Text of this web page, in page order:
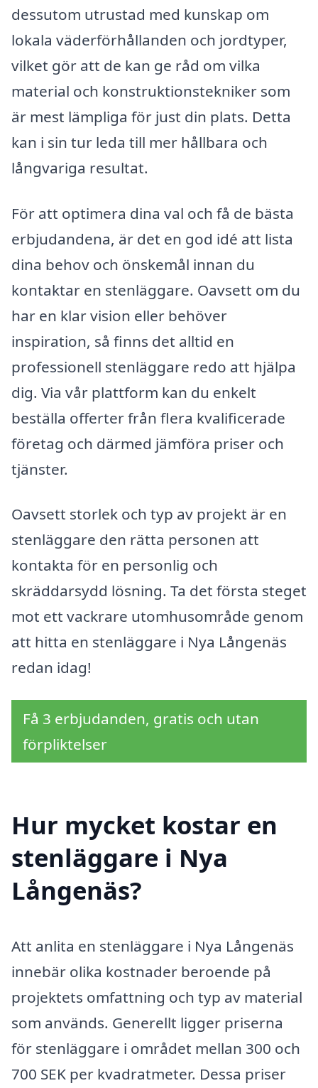
dessutom utrustad med kunskap om
lokala väderförhållanden och jordtyper,
vilket gör att de kan ge råd om vilka
material och konstruktionstekniker som
är mest lämpliga för just din plats. Detta
kan i sin tur leda till mer hållbara och
långvariga resultat.
För att optimera dina val och få de bästa
erbjudandena, är det en god idé att lista
dina behov och önskemål innan du
kontaktar en stenläggare. Oavsett om du
har en klar vision eller behöver
inspiration, så finns det alltid en
professionell stenläggare redo att hjälpa
dig. Via vår plattform kan du enkelt
beställa offerter från flera kvalificerade
företag och därmed jämföra priser och
tjänster.
Oavsett storlek och typ av projekt är en
stenläggare den rätta personen att
kontakta för en personlig och
skräddarsydd lösning. Ta det första steget
mot ett vackrare utomhusområde genom
att hitta en stenläggare i Nya Långenäs
redan idag!
Få 3 erbjudanden, gratis och utan
förpliktelser
Hur mycket kostar en
stenläggare i Nya
Långenäs?
Att anlita en stenläggare i Nya Långenäs
innebär olika kostnader beroende på
projektets omfattning och typ av material
som används. Generellt ligger priserna
för stenläggare i området mellan 300 och
700 SEK per kvadratmeter. Dessa priser